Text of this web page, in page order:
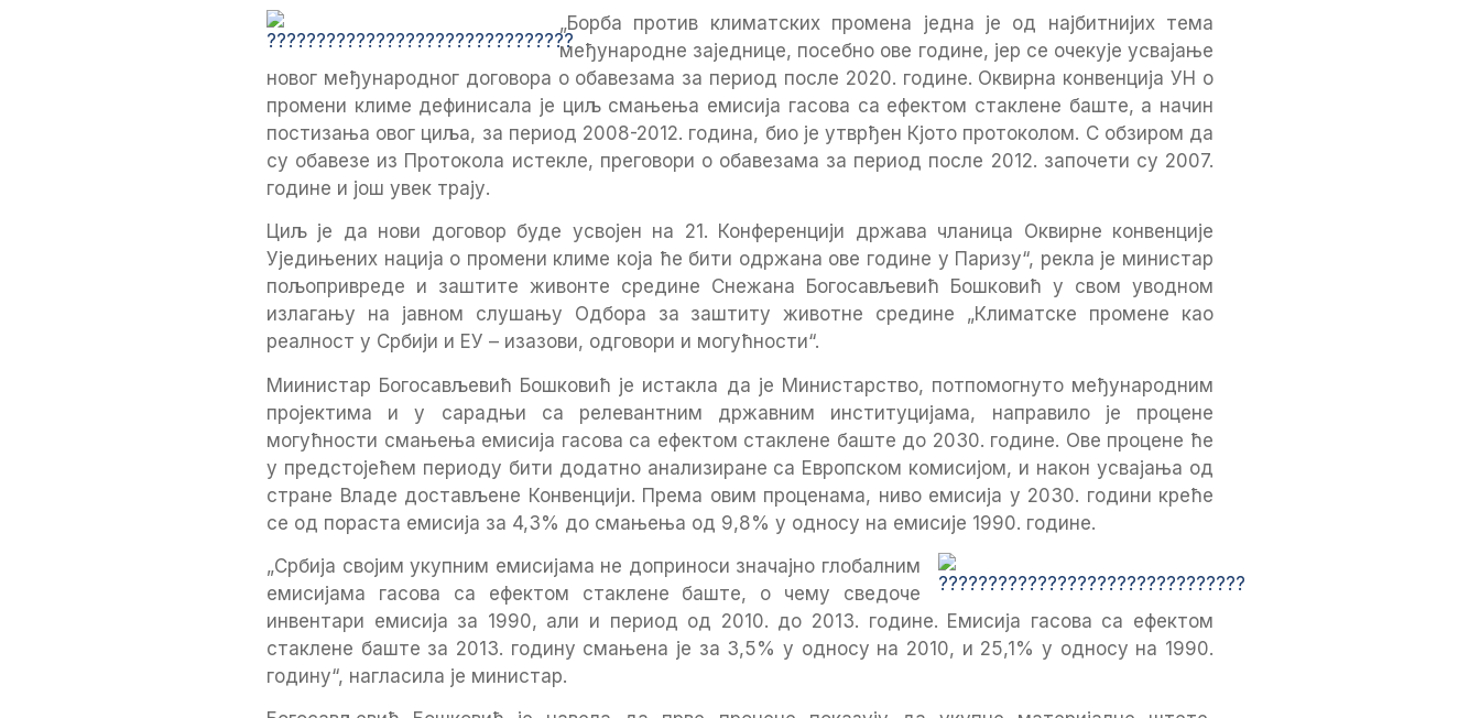
„Борба против климатских промена једна је од најбитнијих тема
међународне заједнице, посебно ове године, јер се очекује усвајање
новог међународног договора o обавезама за период после 2020. године. Оквирна конвенција УН о
промени климе дефинисала је циљ смањења емисија гасова са ефектом стаклене баште, а начин
постизања овог циља, за период 2008-2012. година, био је утврђен Кјото протоколом. С обзиром да
су обавезе из Протокола истекле, преговори о обавезама за период после 2012. започети су 2007.
године и још увек трају.
Циљ је да нови договор буде усвојен на 21. Конференцији држава чланица Оквирне конвенције
Уједињених нација о промени климе која ће бити одржана ове године у Паризу“, рекла је министар
пољопривреде и заштите живонте средине Снежана Богосављевић Бошковић у свом уводном
излагању на јавном слушању Одбора за заштиту животне средине „Климатске промене као
реалност у Србији и ЕУ – изазови, одговори и могућности“.
Миинистар Богосављевић Бошковић је истакла да је Министарство, потпомогнуто међународним
пројектима и у сарадњи са релевантним државним институцијама, направило је процене
могућности смањења емисија гасова са ефектом стаклене баште до 2030. године. Ове процене ће
у предстојећем периоду бити додатно анализиране са Европском комисијом, и након усвајања од
стране Владе достављене Конвенцији. Према овим проценама, ниво емисија у 2030. години креће
се од пораста емисија за 4,3% до смањења од 9,8% у односу на емисије 1990. године.
„Србија својим укупним емисијама не доприноси значајно глобалним
емисијама гасова са ефектом стаклене баште, о чему сведоче
инвентари емисија за 1990, али и период од 2010. до 2013. године. Емисија гасова са ефектом
стаклене баште за 2013. годину смањена је за 3,5% у односу на 2010, и 25,1% у односу на 1990.
годину“, нагласила је министар.